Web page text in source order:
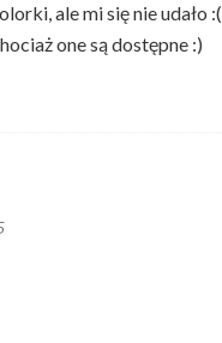
ale mi się nie udało :(
one są dostępne :)